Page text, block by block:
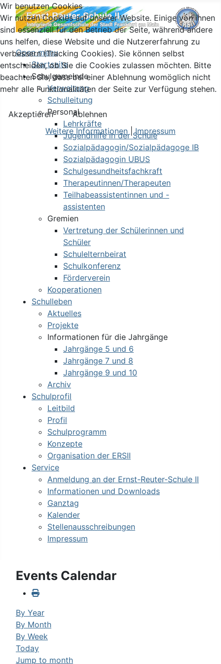
Open menu
Startseite
Schulgemeinde
Verwaltung
Schulleitung
Personal
Lehrkräfte
Jugendhilfe in der Schule
Sozialpädagogin/Sozialpädagoge IB
Sozialpädagogin UBUS
Schulgesundheitsfachkraft
Therapeutinnen/Therapeuten
Teilhabeassistentinnen und -
assistenten
Gremien
Vertretung der Schülerinnen und
Schüler
Schulelternbeirat
Schulkonferenz
Förderverein
Kooperationen
Schulleben
Aktuelles
Projekte
Informationen für die Jahrgänge
Jahrgänge 5 und 6
Jahrgänge 7 und 8
Jahrgänge 9 und 10
Archiv
Schulprofil
Leitbild
Profil
Schulprogramm
Konzepte
Organisation der ERSII
Service
Anmeldung an der Ernst-Reuter-Schule II
Informationen und Downloads
Ganztag
Kalender
Stellenausschreibungen
Impressum
Events Calendar
By Year
By Month
By Week
Today
Jump to month
Wir benutzen Cookies
Wir nutzen Cookies auf unserer Website. Einige von ihnen
sind essenziell für den Betrieb der Seite, während andere
uns helfen, diese Website und die Nutzererfahrung zu
verbessern (Tracking Cookies). Sie können selbst
entscheiden, ob Sie die Cookies zulassen möchten. Bitte
beachten Sie, dass bei einer Ablehnung womöglich nicht
mehr alle Funktionalitäten der Seite zur Verfügung stehen.
Akzeptieren
Ablehnen
Weitere Informationen |Impressum